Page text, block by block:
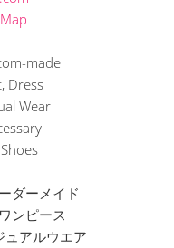
—-
made
Dress
Wear
ーメイド
ンピース
アルウエア